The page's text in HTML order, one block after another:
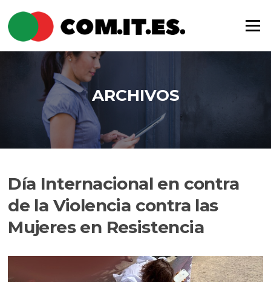
contenido
Menú
ARCHIVOS
Día Internacional en contra
de la Violencia contra las
Mujeres en Resistencia